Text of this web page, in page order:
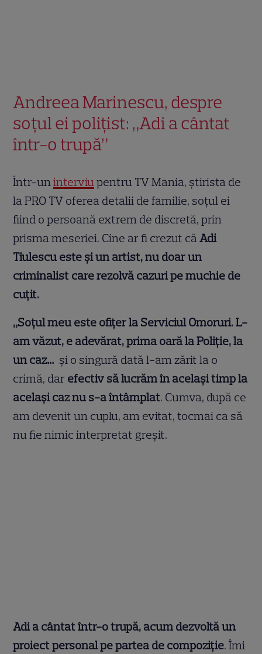
Andreea Marinescu, despre
soțul ei polițist: „Adi a cântat
într-o trupă”
Într-uninterviupentru TV Mania, știrista de
la PRO TV oferea detalii de familie, soțul ei
fiind o persoană extrem de discretă, prin
prisma meseriei. Cine ar fi crezut căAdi
Tiulescu este și un artist, nu doar un
criminalist care rezolvă cazuri pe muchie de
cuțit.
„Soţul meu este ofiţer la Serviciul Omoruri. L-
am văzut, e adevărat, prima oară la Poliţie, la
un caz… şi o singură dată l-am zărit la o
crimă, dar efectiv să lucrăm în acelaşi timp la
acelaşi caz nu s-a întâmplat. Cumva, după ce
am devenit un cuplu, am evitat, tocmai ca să
nu fie nimic interpretat greşit.
Adi a cântat într-o trupă, acum dezvoltă un
proiect personal pe partea de compoziţie. Îmi